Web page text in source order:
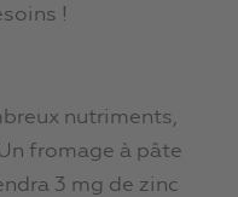
!
nutriments,
fromage à pâte
3 mg de zinc